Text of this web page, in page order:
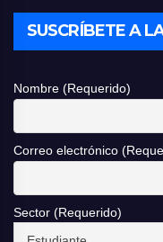
SUSCRÍBETE A
Nombre (Requerido)
Correo electrónico
Sector (Requerido)